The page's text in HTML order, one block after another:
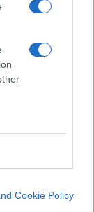
Cookie Policy
il